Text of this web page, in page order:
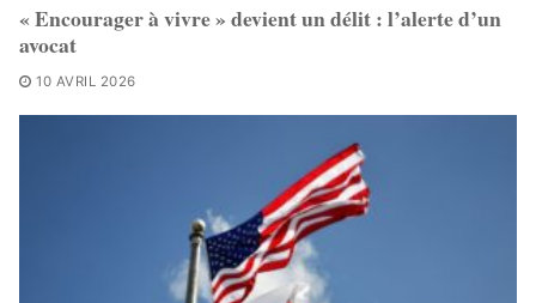
« Encourager à vivre » devient un délit : l’alerte d’un
avocat
10 AVRIL 2026